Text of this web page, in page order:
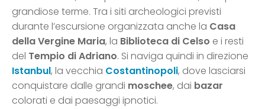
grandiose terme. Tra i siti archeologici previsti
durante l’escursione organizzata anche la Casa
della Vergine Maria, la Biblioteca di Celso e i resti
del Tempio di Adriano. Si naviga quindi in direzione
Istanbul, la vecchia Costantinopoli, dove lasciarsi
conquistare dalle grandi moschee, dai bazar
colorati e dai paesaggi ipnotici.